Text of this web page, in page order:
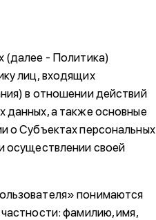
(далее - Политика)
лиц, входящих
в отношении действий
данных, а также основные
о Субъектах персональных
осуществлении своей
понимаются
фамилию, имя,